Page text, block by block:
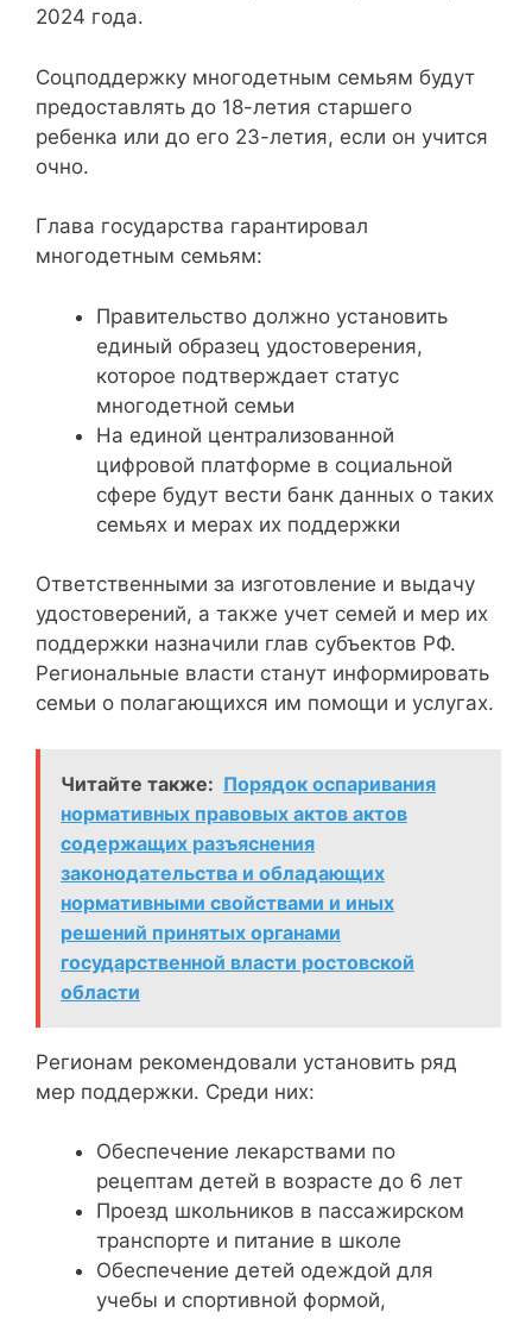
2024 года.
Соцподдержку многодетным семьям будут
предоставлять до 18-летия старшего
ребенка или до его 23-летия, если он учится
очно.
Глава государства гарантировал
многодетным семьям:
Правительство должно установить
единый образец удостоверения,
которое подтверждает статус
многодетной семьи
На единой централизованной
цифровой платформе в социальной
сфере будут вести банк данных о таких
семьях и мерах их поддержки
Ответственными за изготовление и выдачу
удостоверений, а также учет семей и мер их
поддержки назначили глав субъектов РФ.
Региональные власти станут информировать
семьи о полагающихся им помощи и услугах.
Читайте также: Порядок оспаривания
нормативных правовых актов актов
содержащих разъяснения
законодательства и обладающих
нормативными свойствами и иных
решений принятых органами
государственной власти ростовской
области
Регионам рекомендовали установить ряд
мер поддержки. Среди них:
Обеспечение лекарствами по
рецептам детей в возрасте до 6 лет
Проезд школьников в пассажирском
транспорте и питание в школе
Обеспечение детей одеждой для
учебы и спортивной формой,